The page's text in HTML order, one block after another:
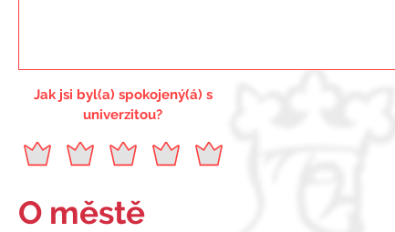
Jak jsi byl(a) spokojený(á) s
univerzitou?
O městě